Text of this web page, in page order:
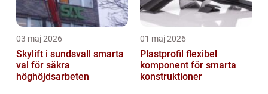
03 maj 2026
Skylift i sundsvall smarta
val för säkra
höghöjdsarbeten
01 maj 2026
Plastprofil flexibel
komponent för smarta
konstruktioner